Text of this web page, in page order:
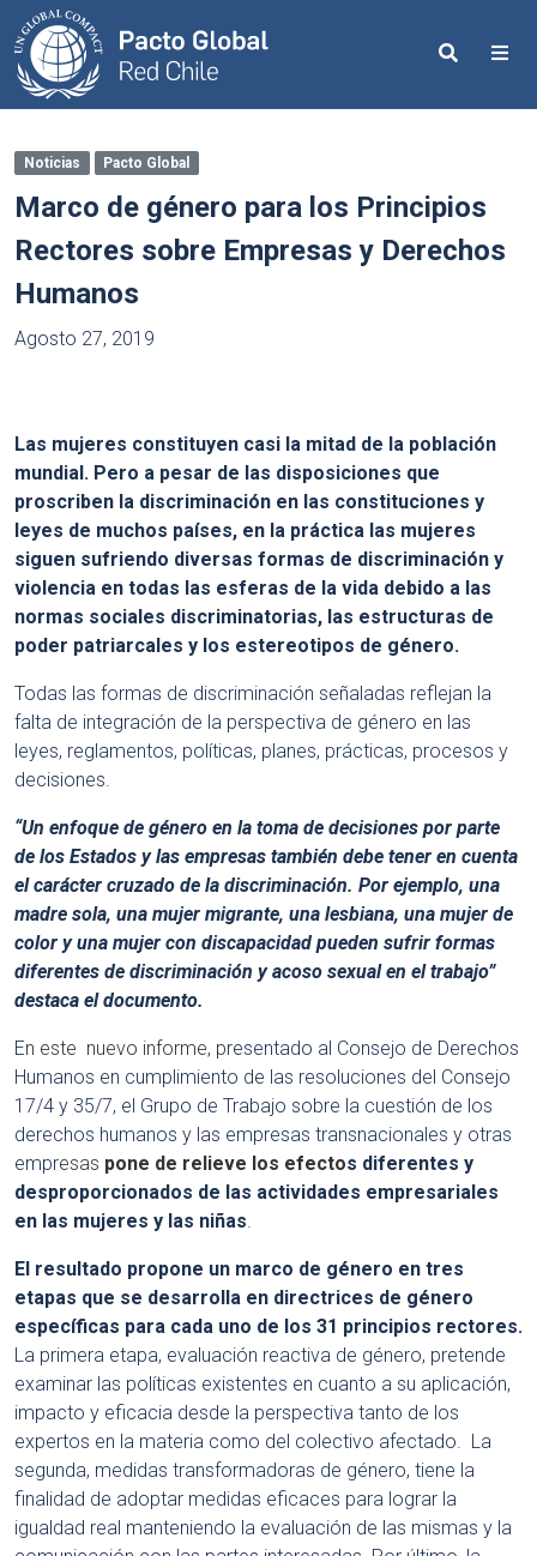
Search
Noticias Pacto Global
Marco de género para los Principios
Rectores sobre Empresas y Derechos
Humanos
Agosto 27, 2019
Las mujeres constituyen casi la mitad de la población
mundial. Pero a pesar de las disposiciones que
proscriben la discriminación en las constituciones y
leyes de muchos países, en la práctica las mujeres
siguen sufriendo diversas formas de discriminación y
violencia en todas las esferas de la vida debido a las
normas sociales discriminatorias, las estructuras de
poder patriarcales y los estereotipos de género.
Todas las formas de discriminación señaladas reflejan la
falta de integración de la perspectiva de género en las
leyes, reglamentos, políticas, planes, prácticas, procesos y
decisiones.
“Un enfoque de género en la toma de decisiones por parte
de los Estados y las empresas también debe tener en cuenta
el carácter cruzado de la discriminación. Por ejemplo, una
madre sola, una mujer migrante, una lesbiana, una mujer de
color y una mujer con discapacidad pueden sufrir formas
diferentes de discriminación y acoso sexual en el trabajo”
destaca el documento.
En este nuevo informe, presentado al Consejo de Derechos
Humanos en cumplimiento de las resoluciones del Consejo
17/4 y 35/7, el Grupo de Trabajo sobre la cuestión de los
derechos humanos y las empresas transnacionales y otras
empresas pone de relieve los efectos diferentes y
desproporcionados de las actividades empresariales
en las mujeres y las niñas.
El resultado propone un marco de género en tres
etapas que se desarrolla en directrices de género
específicas para cada uno de los 31 principios rectores.
La primera etapa, evaluación reactiva de género, pretende
examinar las políticas existentes en cuanto a su aplicación,
impacto y eficacia desde la perspectiva tanto de los
expertos en la materia como del colectivo afectado. La
segunda, medidas transformadoras de género, tiene la
finalidad de adoptar medidas eficaces para lograr la
igualdad real manteniendo la evaluación de las mismas y la